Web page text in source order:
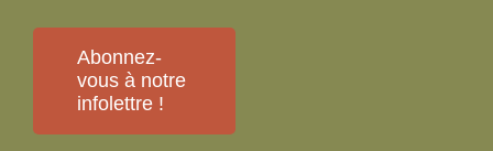
Abonnez-
vous à notre
infolettre !